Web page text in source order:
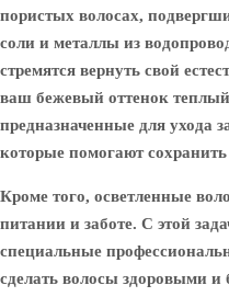
пористых волосах,
соли и металлы из
стремятся вернуть свой
ваш бежевый оттенок
предназначенные для ухода
которые помогают
Кроме того, осветленные
питании и заботе. С этой
специальные
сделать волосы здоровыми и